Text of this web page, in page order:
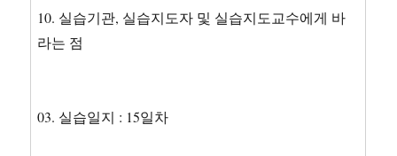
10. 실습기관, 실습지도자 및 실습지도교수에게 바
라는 점
03. 실습일지 : 15일차